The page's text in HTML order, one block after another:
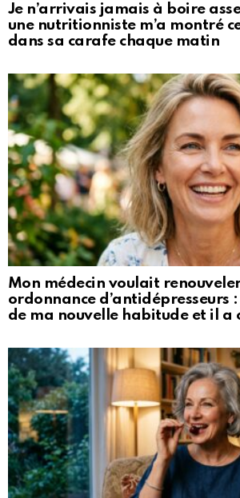
Je n’arrivais jamais à boire
une nutritionniste m’a montré
dans sa carafe chaque matin
Mon médecin voulait
ordonnance d’antidépresseurs
de ma nouvelle habitude et il a